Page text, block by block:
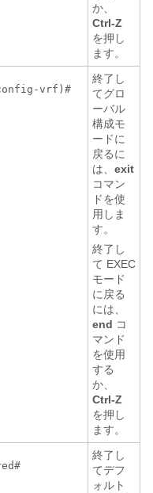
か、
Ctrl-Z
を押し
ます。
終了し
てグロ
ーバル
構成モ
ードに
戻るに
は、 exit
コマン
ドを使
用しま
す。
終了し
て EXEC
モード
に戻る
には、
end コ
マンド
を使用
する
か、
Ctrl-Z
を押し
ます。
終了し
てデフ
ォルト